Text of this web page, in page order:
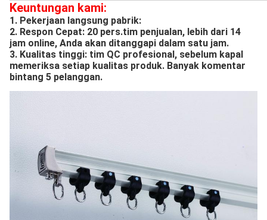
Keuntungan kami:
1. Pekerjaan langsung pabrik:
2. Respon Cepat: 20 pers.tim penjualan, lebih dari 14
jam online, Anda akan ditanggapi dalam satu jam.
3. Kualitas tinggi: tim QC profesional, sebelum kapal
memeriksa setiap kualitas produk. Banyak komentar
bintang 5 pelanggan.